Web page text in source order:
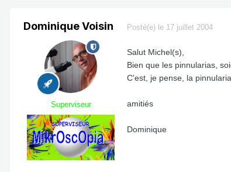
Dominique Voisin
Superviseur
Posté(e) le 17 juillet 2004
Salut Michel(s),
Bien que les pinnularias,
C'est, je pense, la
amitiés
Dominique